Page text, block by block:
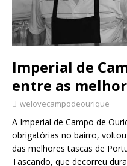
Imperial de
entre as
welovecampodeourique
A Imperial de Campo de
obrigatórias no bairro,
das melhores tascas de
Tascando, que decorreu